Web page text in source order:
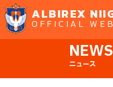
ALBIREX
OFFICIAL
NEWS
ニュース